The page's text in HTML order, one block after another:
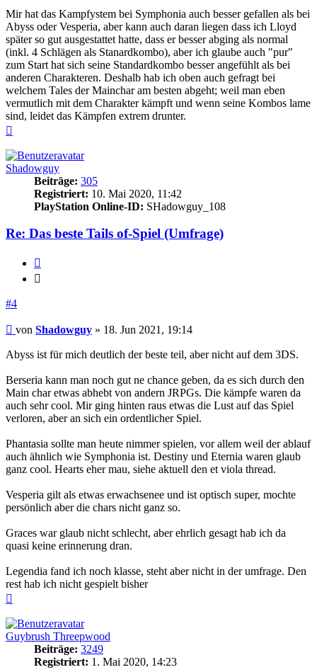
Mir hat das Kampfystem bei Symphonia auch besser gefallen als bei
Abyss oder Vesperia, aber kann auch daran liegen dass ich Lloyd
später so gut ausgestattet hatte, dass er besser abging als normal
(inkl. 4 Schlägen als Stanardkombo), aber ich glaube auch "pur"
zum Start hat sich seine Standardkombo besser angefühlt als bei
anderen Charakteren. Deshalb hab ich oben auch gefragt bei
welchem Tales der Mainchar am besten abgeht; weil man eben
vermutlich mit dem Charakter kämpft und wenn seine Kombos lame
sind, leidet das Kämpfen extrem drunter.
Shadowguy
Beiträge: 305
Registriert: 10. Mai 2020, 11:42
PlayStation Online-ID: SHadowguy_108
Re: Das beste Tails of-Spiel (Umfrage)
#4
Beitrag
von Shadowguy » 18. Jun 2021, 19:14
Abyss ist für mich deutlich der beste teil, aber nicht auf dem 3DS.
Berseria kann man noch gut ne chance geben, da es sich durch den
Main char etwas abhebt von andern JRPGs. Die kämpfe waren da
auch sehr cool. Mir ging hinten raus etwas die Lust auf das Spiel
verloren, aber an sich ein ordentlicher Spiel.
Phantasia sollte man heute nimmer spielen, vor allem weil der ablauf
auch ähnlich wie Symphonia ist. Destiny und Eternia waren glaub
ganz cool. Hearts eher mau, siehe aktuell den et viola thread.
Vesperia gilt als etwas erwachsenee und ist optisch super, mochte
persönlich aber die chars nicht ganz so.
Graces war glaub nicht schlecht, aber ehrlich gesagt hab ich da
quasi keine erinnerung dran.
Legendia fand ich noch klasse, steht aber nicht in der umfrage. Den
rest hab ich nicht gespielt bisher
Guybrush Threepwood
Beiträge: 3249
Registriert: 1. Mai 2020, 14:23